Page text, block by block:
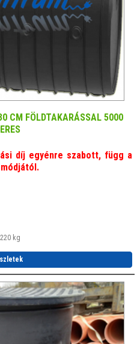
CM FÖLDTAKARÁSSAL 5000
díj egyénre szabott, függ a
kg